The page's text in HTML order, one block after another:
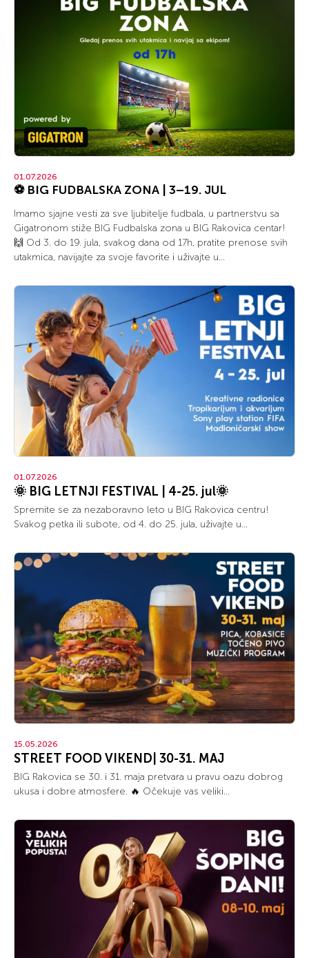
01.07.2026
⚽ BIG FUDBALSKA ZONA | 3–19. JUL
Imamo sjajne vesti za sve ljubitelje fudbala, u partnerstvu sa
Gigatronom stiže BIG Fudbalska zona u BIG Rakovica centar!
🙌 Od 3. do 19. jula, svakog dana od 17h, pratite prenose svih
utakmica, navijajte za svoje favorite i uživajte u...
01.07.2026
🌞 BIG LETNJI FESTIVAL | 4-25. jul🌞
Spremite se za nezaboravno leto u BIG Rakovica centru!
Svakog petka ili subote, od 4. do 25. jula, uživajte u...
15.05.2026
STREET FOOD VIKEND| 30-31. MAJ
BIG Rakovica se 30. i 31. maja pretvara u pravu oazu dobrog
ukusa i dobre atmosfere. 🔥 Očekuje vas veliki...